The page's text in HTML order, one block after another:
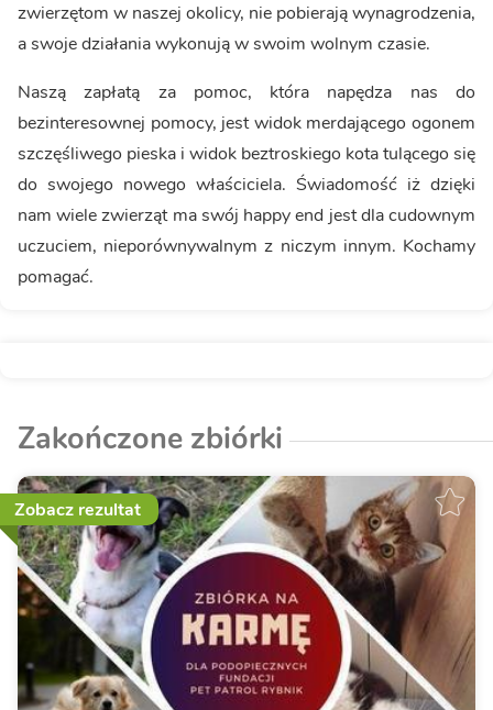
zwierzętom w naszej okolicy, nie pobierają wynagrodzenia,
a swoje działania wykonują w swoim wolnym czasie.
Naszą zapłatą za pomoc, która napędza nas do
bezinteresownej pomocy, jest widok merdającego ogonem
szczęśliwego pieska i widok beztroskiego kota tulącego się
do swojego nowego właściciela. Świadomość iż dzięki
nam wiele zwierząt ma swój happy end jest dla cudownym
uczuciem, nieporównywalnym z niczym innym. Kochamy
pomagać.
Zakończone zbiórki
Zobacz rezultat